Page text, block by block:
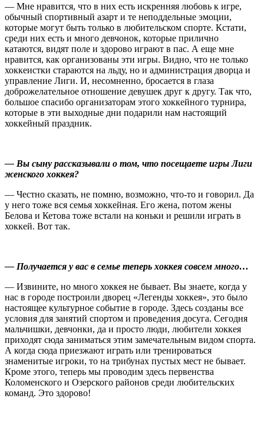
— Мне нравится, что в них есть искренняя любовь к игре,
обычный спортивный азарт и те неподдельные эмоции,
которые могут быть только в любительском спорте. Кстати,
среди них есть и много девчонок, которые прилично
катаются, видят поле и здорово играют в пас. А еще мне
нравится, как организованы эти игры. Видно, что не только
хоккеистки стараются на льду, но и администрация дворца и
управление Лиги. И, несомненно, бросается в глаза
доброжелательное отношение девушек друг к другу. Так что,
большое спасибо организаторам этого хоккейного турнира,
которые в эти выходные дни подарили нам настоящий
хоккейный праздник.
— Вы сыну рассказывали о том, что посещаете игры Лиги
женского хоккея?
— Честно сказать, не помню, возможно, что-то и говорил. Да
у него тоже вся семья хоккейная. Его жена, потом жены
Белова и Кетова тоже встали на коньки и решили играть в
хоккей. Вот так.
— Получается у вас в семье теперь хоккея совсем много…
— Извините, но много хоккея не бывает. Вы знаете, когда у
нас в городе построили дворец «Легенды хоккея», это было
настоящее культурное событие в городе. Здесь созданы все
условия для занятий спортом и проведения досуга. Сегодня
мальчишки, девчонки, да и просто люди, любители хоккея
приходят сюда заниматься этим замечательным видом спорта.
А когда сюда приезжают играть или тренироваться
знаменитые игроки, то на трибунах пустых мест не бывает.
Кроме этого, теперь мы проводим здесь первенства
Коломенского и Озерского районов среди любительских
команд. Это здорово!